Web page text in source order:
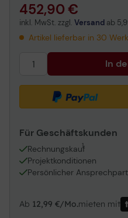
452,90 €
inkl. MwSt. zzgl. Versand ab
Artikel lieferbar in 30
In
Für Geschäftskunden
Rechnungskauf
1
Projektkonditionen
Persönlicher
Ab 12,99 €/Mo.mieten mit